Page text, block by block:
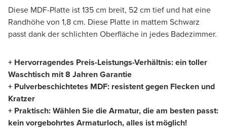
Diese MDF-Platte ist 135 cm breit, 52 cm tief und hat eine
Randhöhe von 1,8 cm. Diese Platte in mattem Schwarz
passt dank der schlichten Oberfläche in jedes Badezimmer.
+ Hervorragendes Preis-Leistungs-Verhältnis: ein toller
Waschtisch mit 8 Jahren Garantie
+ Pulverbeschichtetes MDF: resistent gegen Flecken und
Kratzer
+ Praktisch: Wählen Sie die Armatur, die am besten passt:
kein vorgebohrtes Armaturloch, alles ist möglich!